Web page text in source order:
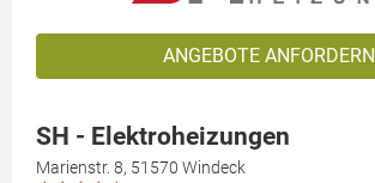
ANGEBOTE ANFORDERN
SH - Elektroheizungen
Marienstr. 8, 51570 Windeck